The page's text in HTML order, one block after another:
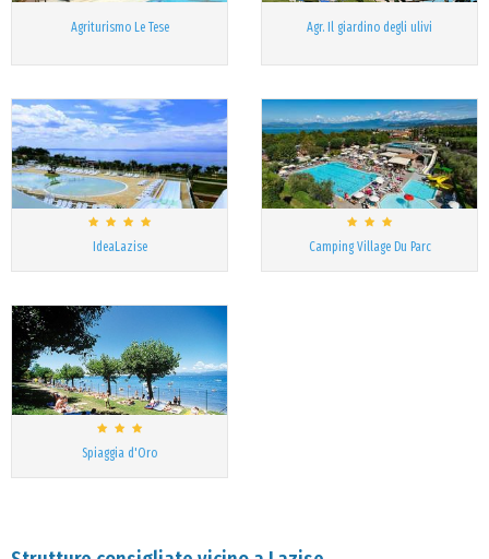
Agriturismo Le Tese Agr. Il giardino degli ulivi
IdeaLazise Camping Village Du Parc
Spiaggia d'Oro